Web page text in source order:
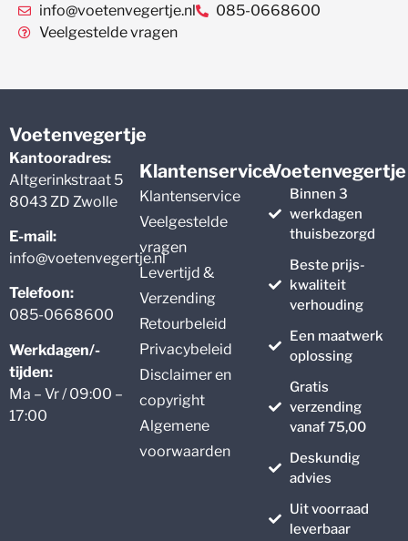
info@voetenvegertje.nl
085-0668600
Veelgestelde vragen
Voetenvegertje
Kantooradres:
Altgerinkstraat 5
8043 ZD Zwolle
E-mail:
info@voetenvegertje.nl
Telefoon:
085-0668600
Werkdagen/-
tijden:
Ma – Vr / 09:00 –
17:00
Klantenservice
Klantenservice
Veelgestelde
vragen
Levertijd &
Verzending
Retourbeleid
Privacybeleid
Disclaimer en
copyright
Algemene
voorwaarden
Voetenvegertje
Binnen 3
werkdagen
thuisbezorgd
Beste prijs-
kwaliteit
verhouding
Een maatwerk
oplossing
Gratis
verzending
vanaf 75,00
Deskundig
advies
Uit voorraad
leverbaar